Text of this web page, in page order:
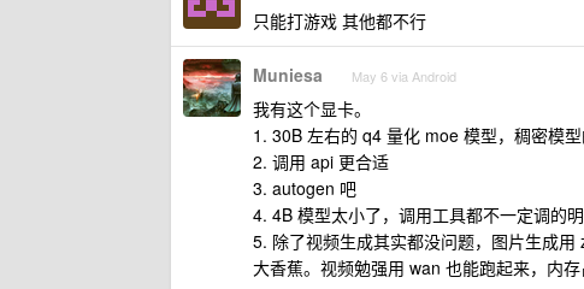
只能打游戏 其他都不行
Muniesa May 6 via Android
我有这个显卡。
1. 30B 左右的 q4 量化 moe 模型，稠密模
2. 调用 api 更合适
3. autogen 吧
4. 4B 模型太小了，调用工具都不一定调的
5. 除了视频生成其实都没问题，图片生成
大香蕉。视频勉强用 wan 也能跑起来，内